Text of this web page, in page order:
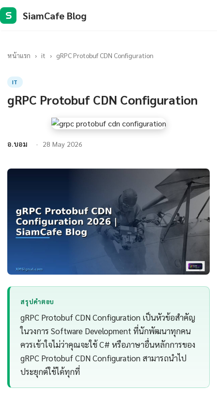
S SiamCafe Blog
หน้าแรก › it › gRPC Protobuf CDN Configuration
IT
gRPC Protobuf CDN Configuration
อ.บอม 28 May 2026
สรุปคำตอบ
gRPC Protobuf CDN Configuration เป็นหัวข้อสำคัญ
ในวงการ Software Development ที่นักพัฒนาทุกคน
ควรเข้าใจไม่ว่าคุณจะใช้ C# หรือภาษาอื่นหลักการของ
gRPC Protobuf CDN Configuration สามารถนำไป
ประยุกต์ใช้ได้ทุกที่